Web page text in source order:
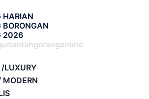
HARIAN
2026
LUXURY